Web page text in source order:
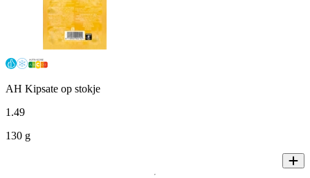
AH Kipsate op stokje
1 .49
130 g